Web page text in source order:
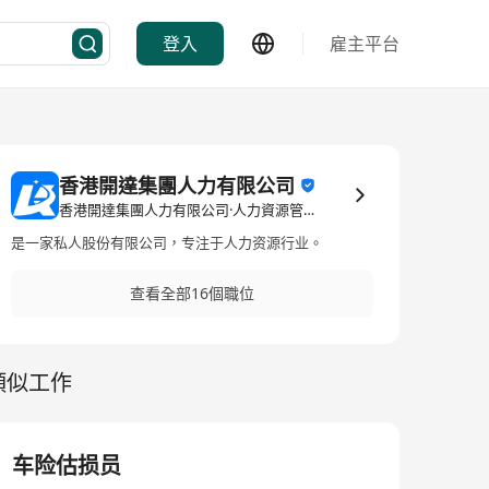
登入 雇主平台
香港開達集團人力有限公司
香港開達集團人力有限公司·人力資源管理/顧問
是一家私人股份有限公司，专注于人力资源行业。
查看全部16個職位
似工作
车险估损员